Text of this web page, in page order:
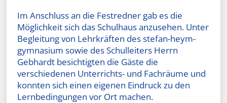
Im Anschluss an die Festredner gab es die
Möglichkeit sich das Schulhaus anzusehen. Unter
Begleitung von Lehrkräften des stefan-heym-
gymnasium sowie des Schulleiters Herrn
Gebhardt besichtigten die Gäste die
verschiedenen Unterrichts- und Fachräume und
konnten sich einen eigenen Eindruck zu den
Lernbedingungen vor Ort machen.